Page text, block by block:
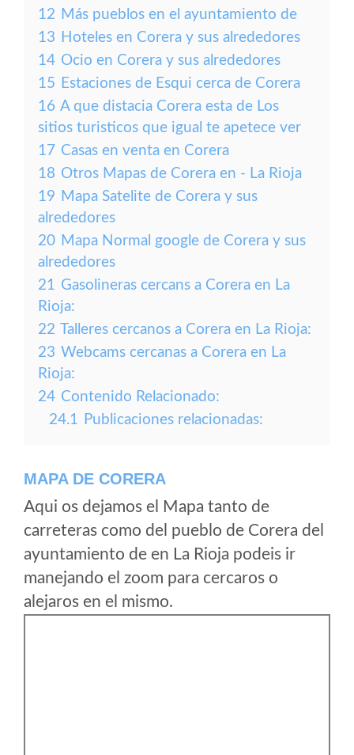
12 Más pueblos en el ayuntamiento de
13 Hoteles en Corera y sus alrededores
14 Ocio en Corera y sus alrededores
15 Estaciones de Esqui cerca de Corera
16 A que distacia Corera esta de Los
sitios turisticos que igual te apetece ver
17 Casas en venta en Corera
18 Otros Mapas de Corera en - La Rioja
19 Mapa Satelite de Corera y sus
alrededores
20 Mapa Normal google de Corera y sus
alrededores
21 Gasolineras cercans a Corera en La
Rioja:
22 Talleres cercanos a Corera en La Rioja:
23 Webcams cercanas a Corera en La
Rioja:
24 Contenido Relacionado:
24.1 Publicaciones relacionadas:
MAPA DE CORERA
Aqui os dejamos el Mapa tanto de
carreteras como del pueblo de Corera del
ayuntamiento de en La Rioja podeis ir
manejando el zoom para cercaros o
alejaros en el mismo.